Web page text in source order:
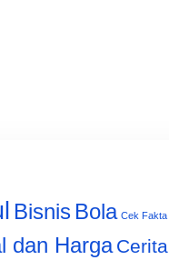
Bisnis Bola Cek Fakta
dan Harga Cerita